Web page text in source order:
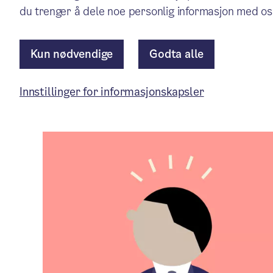
Pressemelding/ Publisert: 02.05.2024
Av Byrådsavdeling for finans
du trenger å dele noe personlig informasjon med
Kun nødvendige Godta alle
Innstillinger for informasjonskapsler